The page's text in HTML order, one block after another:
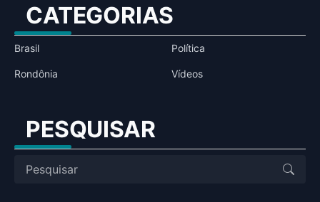
CATEGORIAS
Brasil Política
Rondônia Vídeos
PESQUISAR